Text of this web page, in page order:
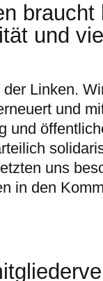
braucht
und
Linken.
und
und
uns
in den